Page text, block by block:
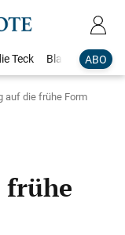
ABO
Teck Blaulicht
auf die frühe Form
frühe